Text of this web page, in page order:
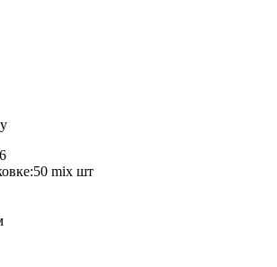
50 mix шт